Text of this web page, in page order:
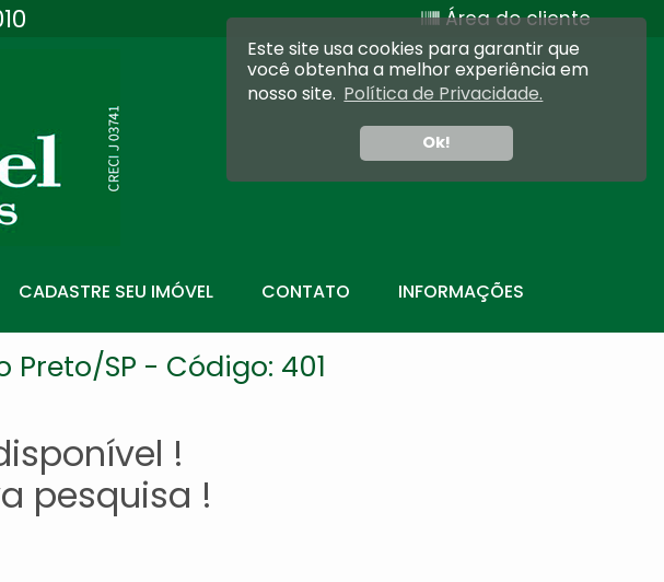
Este site usa cookies para garantir que
você obtenha a melhor experiência em
nosso site. Política de Privacidade.
Ok!
Área do cliente
CADASTRE SEU IMÓVEL CONTATO INFORMAÇÕES
SP - Código: 401
!
pesquisa !